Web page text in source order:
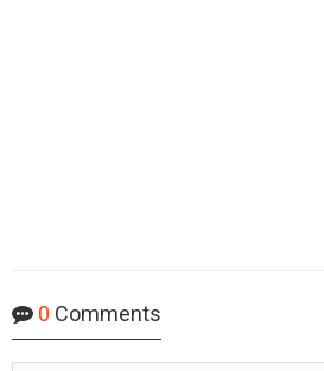
0 Comments